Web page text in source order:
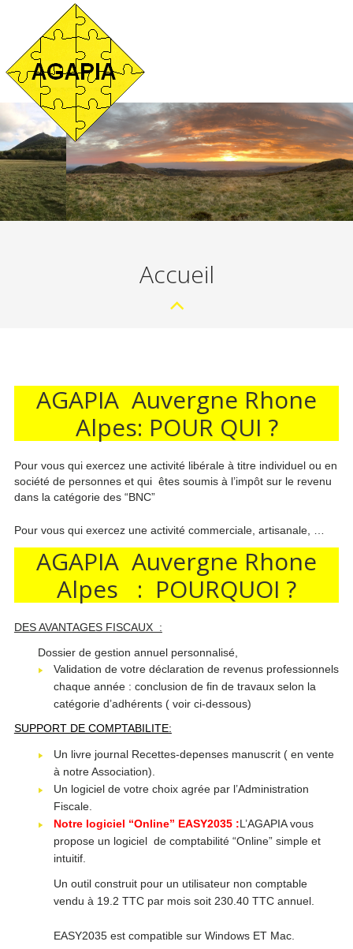
Accueil
AGAPIA Auvergne Rhone
Alpes: POUR QUI ?
Pour vous qui exercez une activité libérale à titre individuel ou en
société de personnes et qui êtes soumis à l’impôt sur le revenu
dans la catégorie des “BNC”
Pour vous qui exercez une activité commerciale, artisanale, …
AGAPIA Auvergne Rhone
Alpes : POURQUOI ?
DES AVANTAGES FISCAUX :
Dossier de gestion annuel personnalisé,
Validation de votre déclaration de revenus professionnels
chaque année : conclusion de fin de travaux selon la
catégorie d’adhérents ( voir ci-dessous)
SUPPORT DE COMPTABILITE:
Un livre journal Recettes-depenses manuscrit ( en vente
à notre Association).
Un logiciel de votre choix agrée par l’Administration
Fiscale.
Notre logiciel “Online” EASY2035 :L’AGAPIA vous
propose un logiciel de comptabilité “Online” simple et
intuitif.
Un outil construit pour un utilisateur non comptable
vendu à 19.2 TTC par mois soit 230.40 TTC annuel.
EASY2035 est compatible sur Windows ET Mac.